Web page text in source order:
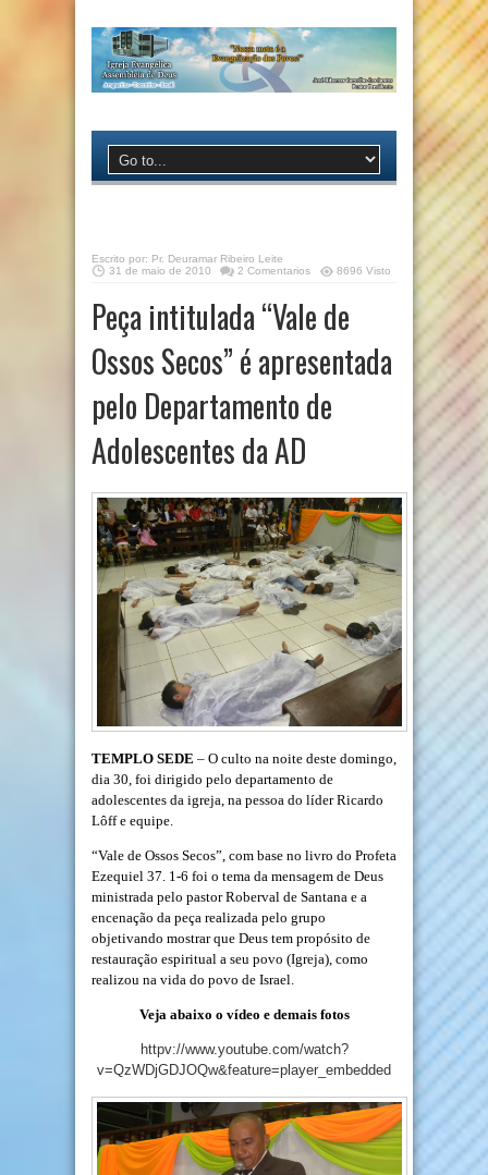
Escrito por: Pr. Deuramar Ribeiro Leite
31 de maio de 2010
2 Comentarios 8696 Visto
Peça intitulada “Vale de
Ossos Secos” é apresentada
pelo Departamento de
Adolescentes da AD
TEMPLO SEDE – O culto na noite deste domingo,
dia 30, foi dirigido pelo departamento de
adolescentes da igreja, na pessoa do líder Ricardo
Lôff e equipe.
“Vale de Ossos Secos”, com base no livro do Profeta
Ezequiel 37. 1-6 foi o tema da mensagem de Deus
ministrada pelo pastor Roberval de Santana e a
encenação da peça realizada pelo grupo
objetivando mostrar que Deus tem propósito de
restauração espiritual a seu povo (Igreja), como
realizou na vida do povo de Israel.
Veja abaixo o vídeo e demais fotos
httpv://www.youtube.com/watch?
v=QzWDjGDJOQw&feature=player_embedded